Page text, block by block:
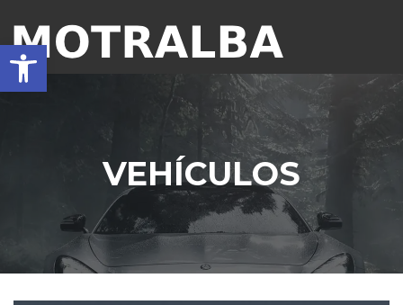
VEHÍCULOS
Abrir barra de herramientas